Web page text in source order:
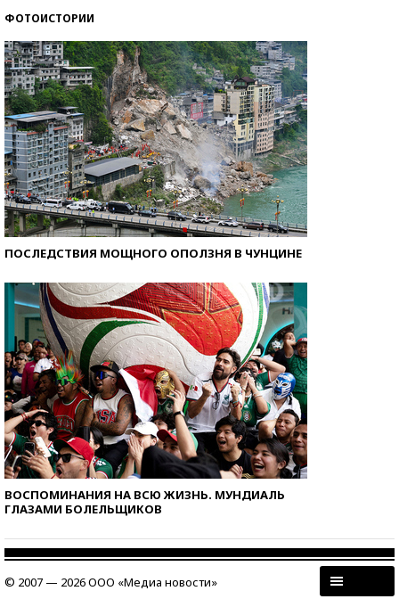
ФОТОИСТОРИИ
ПОСЛЕДСТВИЯ МОЩНОГО ОПОЛЗНЯ В ЧУНЦИНЕ
ВОСПОМИНАНИЯ НА ВСЮ ЖИЗНЬ. МУНДИАЛЬ
ГЛАЗАМИ БОЛЕЛЬЩИКОВ
© 2007 — 2026 ООО «Медиа новости»